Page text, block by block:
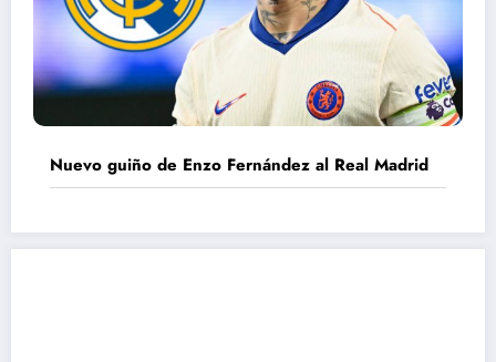
Nuevo guiño de Enzo Fernández al Real Madrid